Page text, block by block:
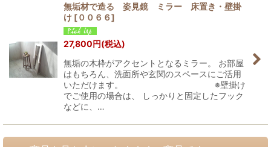
無垢材で造る 姿見鏡 ミラー 床置き・壁掛
け [００６６]
27,800円(税込)
無垢の木枠がアクセントとなるミラー。 お部屋
はもちろん、洗面所や玄関のスペースにご活用
いただけます。 ※壁掛け
でご使用の場合は、 しっかりと固定したフック
などに、…